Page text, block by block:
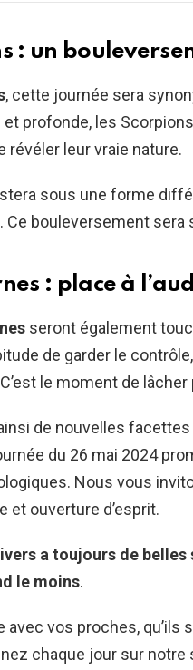
: un
, cette journée sera
profonde, les
révéler leur vraie nature.
sous une forme
Ce bouleversement
: place à
seront également
de garder le
le moment de
de nouvelles
du 26 mai 2024
Nous vous
et ouverture d’esprit.
a toujours de
le moins.
vos proches, qu’ils
chaque jour sur